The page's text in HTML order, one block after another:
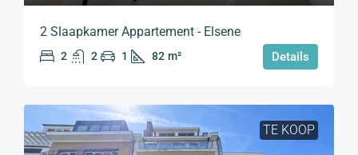
2 Slaapkamer Appartement - Elsene
2 2 1 82 m² Details
TE KOOP